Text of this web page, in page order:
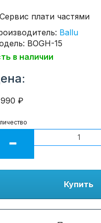
Ballu
BOGH-15
в наличии
₽
Купить